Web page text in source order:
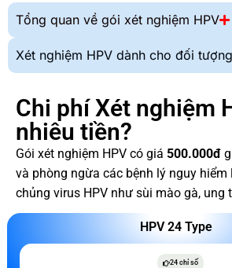
Tổng quan về gói xét nghiệm HPV
Xét nghiệm HPV dành cho đối
Chi phí Xét nghiệm
nhiêu tiền?
Gói xét nghiệm HPV có giá 500.000đ
và phòng ngừa các bệnh lý nguy hiểm
chủng virus HPV như sùi mào gà, ung
HPV 24 Type
24 chỉ số